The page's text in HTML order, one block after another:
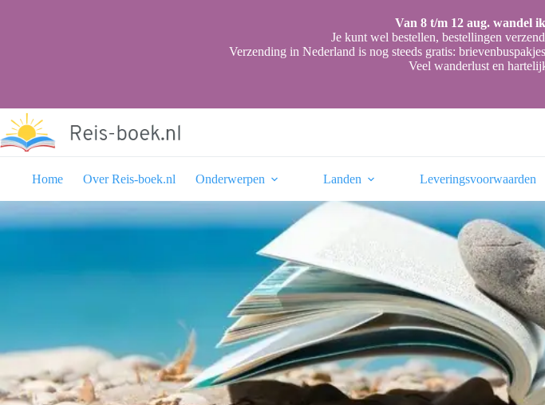
Van 8 t/m 12 aug. wandel
Je kunt wel bestellen, bestellingen
Verzending in Nederland is nog steeds gratis:
Veel wanderlust en
Home
Over Reis-boek.nl Onderwerpen Landen Leveringsvoorwaarden